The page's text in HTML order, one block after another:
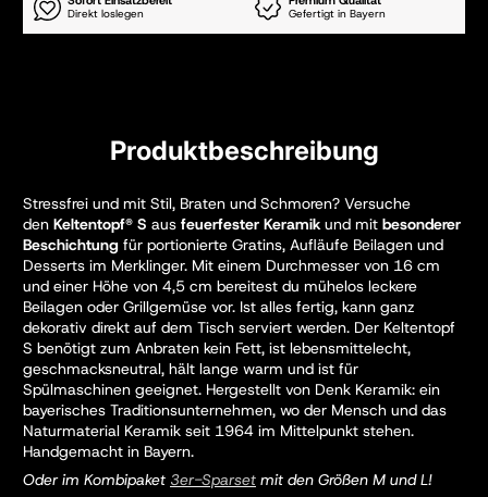
Direkt loslegen Gefertigt in Bayern
Produktbeschreibung
Stressfrei und mit Stil, Braten und Schmoren? Versuche
den Keltentopf® S aus feuerfester Keramikund mit besonderer
Beschichtung für portionierte Gratins, Aufläufe Beilagen und
Desserts im Merklinger. Mit einem Durchmesser von 16 cm
und einer Höhe von 4,5 cm bereitest du mühelos leckere
Beilagen oder Grillgemüse vor. Ist alles fertig, kann ganz
dekorativ direkt auf dem Tisch serviert werden. Der Keltentopf
S benötigt zum Anbraten kein Fett, ist lebensmittelecht,
geschmacksneutral, hält lange warm und ist für
Spülmaschinen geeignet. Hergestellt von Denk Keramik: ein
bayerisches Traditionsunternehmen, wo der Mensch und das
Naturmaterial Keramik seit 1964 im Mittelpunkt stehen.
Handgemacht in Bayern.
Oder im Kombipaket 3er-Sparset mit den Größen M und L!